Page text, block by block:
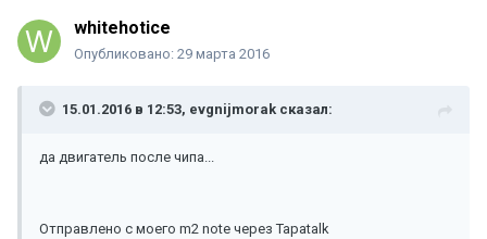
whitehotice
Опубликовано: 29 марта 2016
15.01.2016 в 12:53, evgnijmorak сказал:
да двигатель после чипа...
Отправлено с моего m2 note через Tapatalk